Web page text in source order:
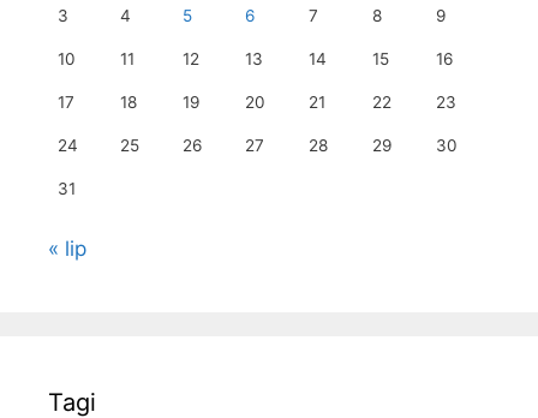
3 4 5 6 7 8 9
10 11 12 13 14 15 16
17 18 19 20 21 22 23
24 25 26 27 28 29 30
31
« lip
Tagi